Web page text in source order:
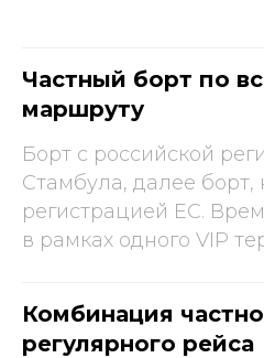
Частный борт по
маршруту
Борт с российской
Стамбула, далее борт,
регистрацией ЕС.
в рамках одного VIP
Комбинация
регулярного рейса